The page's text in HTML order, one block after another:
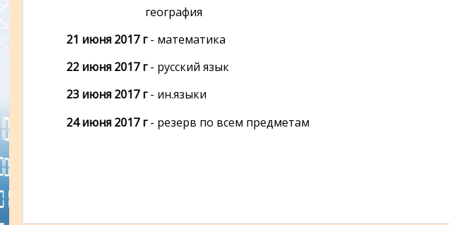
география
21 июня 2017 г- математика
22 июня 2017 г- русский язык
23 июня 2017 г- ин.языки
24 июня 2017 г- резерв по всем предметам